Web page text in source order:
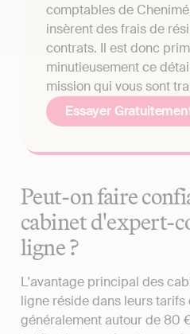
comptables de
insèrent des frais de
contrats. Il est donc
minutieusement ce
mission qui vous sont
Essayer
Peut-on faire
cabinet d'expert-
ligne ?
L'avantage principal des
ligne réside dans leurs tarifs
généralement autour de 80